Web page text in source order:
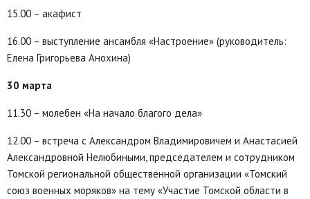
15.00 – акафист
16.00 – выступление ансамбля «Настроение» (руководитель:
Елена Григорьева Анохина)
30 марта
11.30 – молебен «На начало благого дела»
12.00 – встреча с Александром Владимировичем и Анастасией
Александровной Нелюбиными, председателем и сотрудником
Томской региональной общественной организации «Томский
союз военных моряков» на тему «Участие Томской области в